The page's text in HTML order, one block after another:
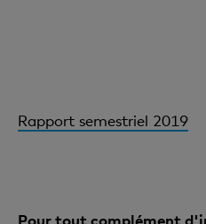
Rapport semestriel 2019
Pour tout complément